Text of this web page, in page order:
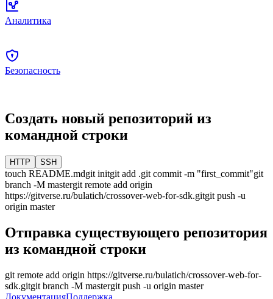
Аналитика
Безопасность
Создать новый репозиторий из
командной строки
HTTP SSH
touch README.mdgit initgit add .git commit -m "first_commit"git
branch -M mastergit remote add origin
https://gitverse.ru/bulatich/crossover-web-for-sdk.gitgit push -u
origin master
Отправка существующего репозитория
из командной строки
git remote add origin https://gitverse.ru/bulatich/crossover-web-for-
sdk.gitgit branch -M mastergit push -u origin master
ДокументацияПоддержка